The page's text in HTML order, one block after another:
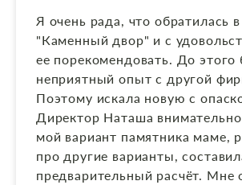
хорошо упакован,не пылиться,
храниться на паддонах. В
предприетии чисто,
максимально вежливы.
качестве изделия, поехал в
Каменного Двора на
второго договора, на
оплату. В назначенное время
связался мастер, для уточнения
Я очень рада, что обратилась
"Каменный двор" и с
ее порекомендовать. До этого
неприятный опыт с другой
Поэтому искала новую с
Директор Наташа
мой вариант памятника маме,
про другие варианты,
предварительный расчёт. Мне